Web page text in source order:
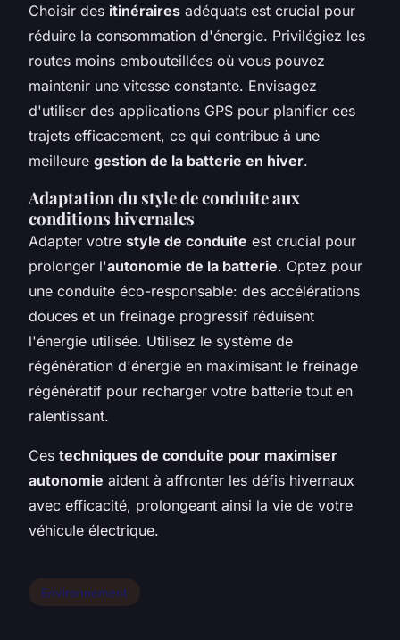
Choisir des itinéraires adéquats est crucial pour
réduire la consommation d'énergie. Privilégiez les
routes moins embouteillées où vous pouvez
maintenir une vitesse constante. Envisagez
d'utiliser des applications GPS pour planifier ces
trajets efficacement, ce qui contribue à une
meilleure gestion de la batterie en hiver.
Adaptation du style de conduite aux
conditions hivernales
Adapter votre style de conduite est crucial pour
prolonger l'autonomie de la batterie. Optez pour
une conduite éco-responsable: des accélérations
douces et un freinage progressif réduisent
l'énergie utilisée. Utilisez le système de
régénération d'énergie en maximisant le freinage
régénératif pour recharger votre batterie tout en
ralentissant.
Ces techniques de conduite pour maximiser
autonomie aident à affronter les défis hivernaux
avec efficacité, prolongeant ainsi la vie de votre
véhicule électrique.
Environnement